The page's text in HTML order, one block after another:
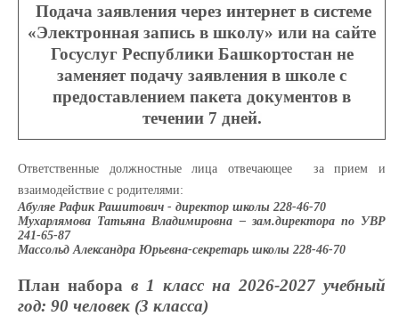
Подача заявления через интернет в системе
«Электронная запись в школу» или на сайте
Госуслуг Республики Башкортостан не
заменяет подачу заявления в школе с
предоставлением пакета документов в
течении 7 дней.
Ответственные должностные лица отвечающее за прием и
взаимодействие с родителями:
Абуляе Рафик Рашитович - директор школы 228-46-70
Мухарлямова Татьяна Владимировна – зам.директора по УВР
241-65-87
Массольд Александра Юрьевна-секретарь школы 228-46-70
План набора в 1 класс на 2026-2027 учебный
год: 90 человек (3 класса)